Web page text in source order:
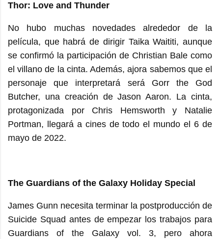
Thor: Love and Thunder
No hubo muchas novedades alrededor de la
película, que habrá de dirigir Taika Waititi, aunque
se confirmó la participación de Christian Bale como
el villano de la cinta. Además, ajora sabemos que el
personaje que interpretará será Gorr the God
Butcher, una creación de Jason Aaron. La cinta,
protagonizada por Chris Hemsworth y Natalie
Portman, llegará a cines de todo el mundo el 6 de
mayo de 2022.
The Guardians of the Galaxy Holiday Special
James Gunn necesita terminar la postproducción de
Suicide Squad antes de empezar los trabajos para
Guardians of the Galaxy vol. 3, pero ahora